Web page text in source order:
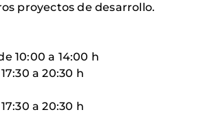
proyectos de desarrollo.
h
h
h